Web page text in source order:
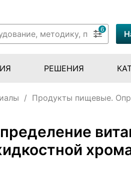
6
РЕШЕНИЯ
/ Продукты пищевые.